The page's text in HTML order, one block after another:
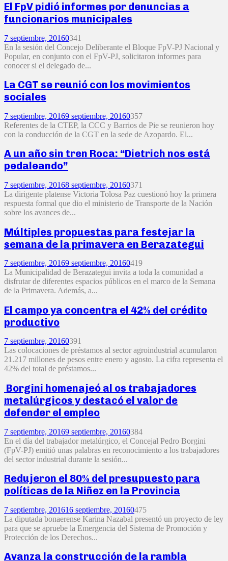
El FpV pidió informes por denuncias a
funcionarios municipales
7 septiembre, 20160341
En la sesión del Concejo Deliberante el Bloque FpV-PJ Nacional y
Popular, en conjunto con el FpV-PJ, solicitaron informes para
conocer si el delegado de...
La CGT se reunió con los movimientos
sociales
7 septiembre, 20169 septiembre, 20160357
Referentes de la CTEP, la CCC y Barrios de Pie se reunieron hoy
con la conducción de la CGT en la sede de Azopardo. El...
A un año sin tren Roca: “Dietrich nos está
pedaleando”
7 septiembre, 20168 septiembre, 20160371
La dirigente platense Victoria Tolosa Paz cuestionó hoy la primera
respuesta formal que dio el ministerio de Transporte de la Nación
sobre los avances de...
Múltiples propuestas para festejar la
semana de la primavera en Berazategui
7 septiembre, 20169 septiembre, 20160419
La Municipalidad de Berazategui invita a toda la comunidad a
disfrutar de diferentes espacios públicos en el marco de la Semana
de la Primavera. Además, a...
El campo ya concentra el 42% del crédito
productivo
7 septiembre, 20160391
Las colocaciones de préstamos al sector agroindustrial acumularon
21.217 millones de pesos entre enero y agosto. La cifra representa el
42% del total de préstamos...
Borgini homenajeó al os trabajadores
metalúrgicos y destacó el valor de
defender el empleo
7 septiembre, 20169 septiembre, 20160384
En el día del trabajador metalúrgico, el Concejal Pedro Borgini
(FpV-PJ) emitió unas palabras en reconocimiento a los trabajadores
del sector industrial durante la sesión...
Redujeron el 80% del presupuesto para
políticas de la Niñez en la Provincia
7 septiembre, 201616 septiembre, 20160475
La diputada bonaerense Karina Nazabal presentó un proyecto de ley
para que se apruebe la Emergencia del Sistema de Promoción y
Protección de los Derechos...
Avanza la construcción de la rambla